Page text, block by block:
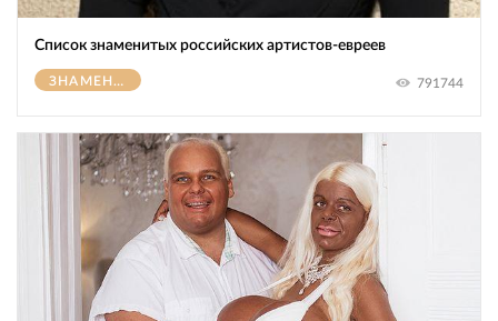
Список знаменитых российских артистов-евреев
ЗНАМЕНИТОСТИ 791744